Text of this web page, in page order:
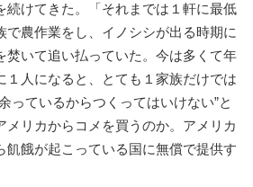
続けてきた。「それまでは１軒に最低
で農作業をし、イノシシが出る時期に
焚いて追い払っていた。今は多くて年
１人になると、とても１家族だけでは
っているからつくってはいけない”と
メリカからコメを買うのか。アメリカ
飢餓が起こっている国に無償で提供す